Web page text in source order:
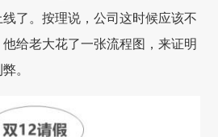
了。按理说，公司这时候应该不
给老大花了一张流程图，来证明
。